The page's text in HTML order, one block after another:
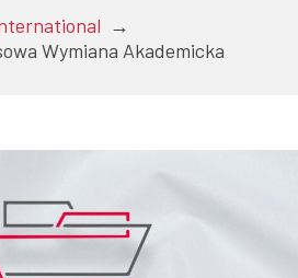
→
Wymiana Akademicka